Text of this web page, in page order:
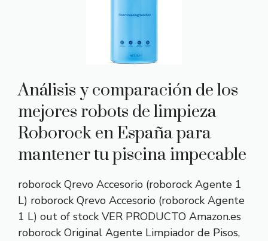
Análisis y comparación de los
mejores robots de limpieza
Roborock en España para
mantener tu piscina impecable
roborock Qrevo Accesorio (roborock Agente 1
L) roborock Qrevo Accesorio (roborock Agente
1 L) out of stock VER PRODUCTO Amazon.es
roborock Original Agente Limpiador de Pisos,